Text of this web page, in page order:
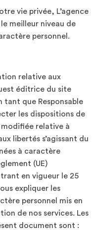
vie privée, L’agence
meilleur niveau de
personnel.
relative aux
éditrice du site
que Responsable
les dispositions de
modifiée relative à
libertés s’agissant du
à caractère
(UE)
en vigueur le 25
expliquer les
personnel mis en
de nos services. Les
document sont :